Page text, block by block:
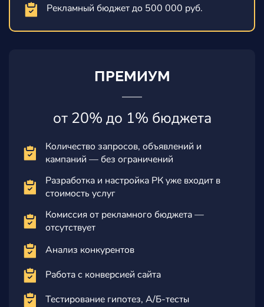
Рекламный бюджет до 500 000 руб.
ПРЕМИУМ
от 20% до 1% бюджета
Количество запросов, объявлений и
кампаний — без ограничений
Разработка и настройка РК уже входит в
стоимость услуг
Комиссия от рекламного бюджета —
отсутствует
Анализ конкурентов
Работа с конверсией сайта
Тестирование гипотез, А/Б-тесты